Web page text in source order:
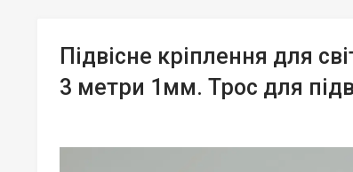
Підвісне кріплення для
3 метри 1мм. Трос для